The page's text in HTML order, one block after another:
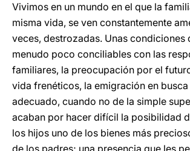
Vivimos en un mundo en el que la
misma vida, se ven constantemente
veces, destrozadas. Unas condiciones
menudo poco conciliables con las
familiares, la preocupación por el
vida frenéticos, la emigración en busca
adecuado, cuando no de la simple
acaban por hacer difícil la posibilidad
los hijos uno de los bienes más
de los padres; una presencia que les